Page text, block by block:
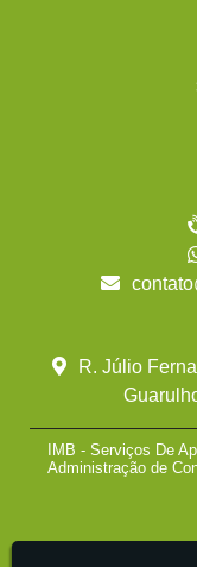
R. Júlio
IMB - Serviços De
Administração de